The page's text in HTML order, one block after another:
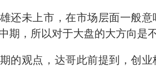
还未上市，在市场层面一般
期，所以对于大盘的大方向是
的观点，达哥此前提到，创